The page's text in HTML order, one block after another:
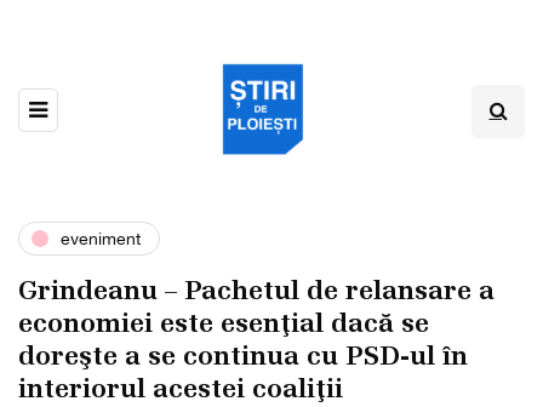
eveniment
Grindeanu – Pachetul de relansare a
economiei este esenţial dacă se
doreşte a se continua cu PSD-ul în
interiorul acestei coaliţii